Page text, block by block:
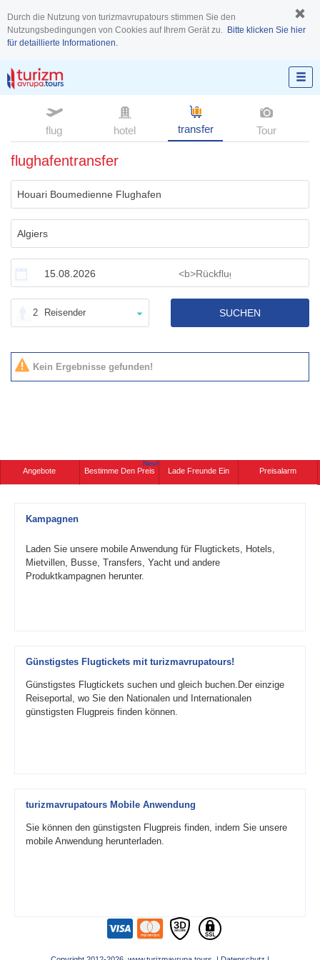
Durch die Nutzung von turizmavrupatours stimmen Sie den
Nutzungsbedingungen von Cookies auf Ihrem Gerät zu. Bitte klicken Sie hier
für detaillierte Informationen.
flug hotel transfer Tour
flughafentransfer
2 Reisender SUCHEN
Kein Ergebnisse gefunden!
Angebote Bestimme Den Preis
Neu!
Lade Freunde Ein Preisalarm
Kampagnen
Laden Sie unsere mobile Anwendung für Flugtickets, Hotels,
Mietvillen, Busse, Transfers, Yacht und andere
Produktkampagnen herunter.
Günstigstes Flugtickets mit turizmavrupatours!
Günstigstes Flugtickets suchen und gleich buchen.Der einzige
Reiseportal, wo Sie den Nationalen und Internationalen
günstigsten Flugpreis finden können.
turizmavrupatours Mobile Anwendung
Sie können den günstigsten Flugpreis finden, indem Sie unsere
mobile Anwendung herunterladen.